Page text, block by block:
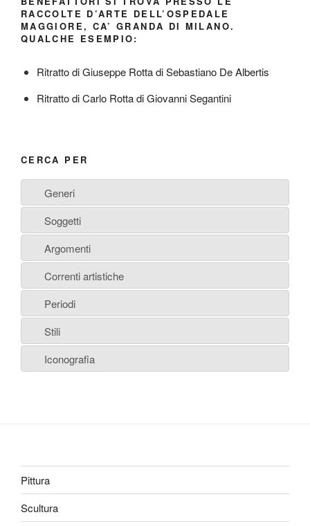
RACCOLTE D’ARTE DELL’OSPEDALE
MAGGIORE, CA’ GRANDA DI MILANO.
QUALCHE ESEMPIO:
Ritratto di Giuseppe Rotta di Sebastiano De Albertis
Ritratto di Carlo Rotta di Giovanni Segantini
CERCA PER
Generi
Soggetti
Argomenti
Correnti artistiche
Periodi
Stili
Iconografia
Pittura
Scultura